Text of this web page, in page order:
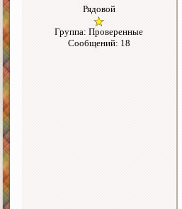
Рядовой
Группа: Проверенные
Сообщений: 18